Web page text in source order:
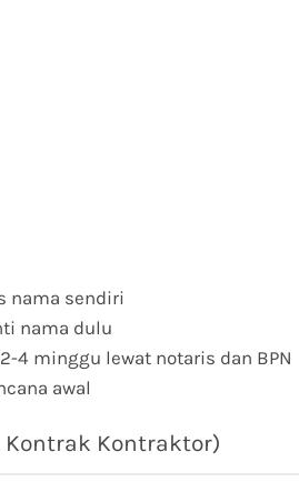
nama sendiri
nama dulu
4 minggu lewat notaris dan BPN
awal
Kontrak Kontraktor)